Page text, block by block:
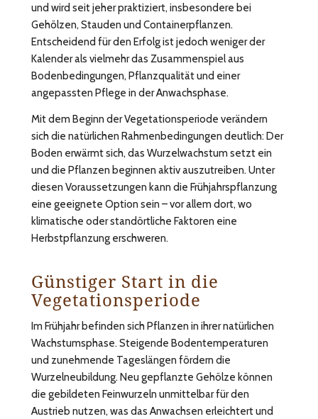
und wird seit jeher praktiziert, insbesondere bei
Gehölzen, Stauden und Containerpflanzen.
Entscheidend für den Erfolg ist jedoch weniger der
Kalender als vielmehr das Zusammenspiel aus
Bodenbedingungen, Pflanzqualität und einer
angepassten Pflege in der Anwachsphase.
Mit dem Beginn der Vegetationsperiode verändern
sich die natürlichen Rahmenbedingungen deutlich: Der
Boden erwärmt sich, das Wurzelwachstum setzt ein
und die Pflanzen beginnen aktiv auszutreiben. Unter
diesen Voraussetzungen kann die Frühjahrspflanzung
eine geeignete Option sein – vor allem dort, wo
klimatische oder standörtliche Faktoren eine
Herbstpflanzung erschweren.
Günstiger Start in die
Vegetationsperiode
Im Frühjahr befinden sich Pflanzen in ihrer natürlichen
Wachstumsphase. Steigende Bodentemperaturen
und zunehmende Tageslängen fördern die
Wurzelneubildung. Neu gepflanzte Gehölze können
die gebildeten Feinwurzeln unmittelbar für den
Austrieb nutzen, was das Anwachsen erleichtert und